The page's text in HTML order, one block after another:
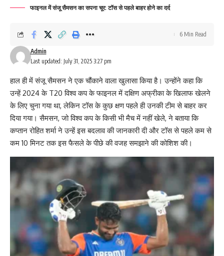
फाइनल में संजू सैमसन का सपना चूर: टॉस से पहले बाहर होने का दर्द
Last updated: July 31, 2025 3:27 pm
Admin
6 Min Read
हाल ही में संजू सैमसन ने एक चौंकाने वाला खुलासा किया है। उन्होंने कहा कि
उन्हें 2024 के T20 विश्व कप के फाइनल में दक्षिण अफ्रीका के खिलाफ खेलने
के लिए चुना गया था, लेकिन टॉस के कुछ क्षण पहले ही उनकी टीम से बाहर कर
दिया गया। सैमसन, जो विश्व कप के किसी भी मैच में नहीं खेले, ने बताया कि
कप्तान रोहित शर्मा ने उन्हें इस बदलाव की जानकारी दी और टॉस से पहले कम से
कम 10 मिनट तक इस फैसले के पीछे की वजह समझाने की कोशिश की।